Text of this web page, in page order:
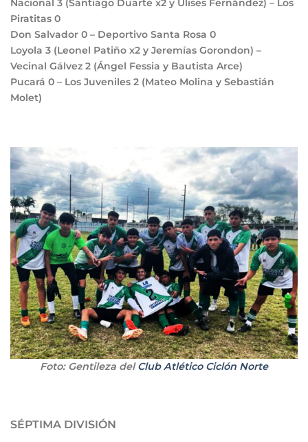
Nacional 3 (Santiago Duarte x2 y Ulises Fernández) – Los
Piratitas 0
Don Salvador 0 – Deportivo Santa Rosa 0
Loyola 3 (Leonel Patiño x2 y Jeremías Gorondon) –
Vecinal Gálvez 2 (Ángel Fessia y Bautista Arce)
Pucará 0 – Los Juveniles 2 (Mateo Molina y Sebastián
Molet)
Foto: Gentileza delClub Atlético Ciclón Norte
SÉPTIMA DIVISIÓN